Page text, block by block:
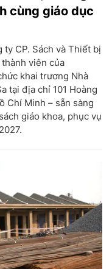
cùng giáo dục
ty CP. Sách và Thiết bị
viên của
khai trương Nhà
tại địa chỉ 101 Hoàng
Chí Minh – sẵn sàng
giáo khoa, phục vụ